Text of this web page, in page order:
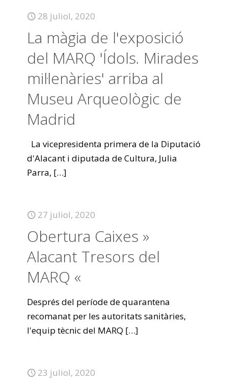
28 juliol, 2020
La màgia de l'exposició
del MARQ 'Ídols. Mirades
mil·lenàries' arriba al
Museu Arqueològic de
Madrid
La vicepresidenta primera de la Diputació
d'Alacant i diputada de Cultura, Julia
Parra, […]
27 juliol, 2020
Obertura Caixes »
Alacant Tresors del
MARQ «
Després del període de quarantena
recomanat per les autoritats sanitàries,
l'equip tècnic del MARQ […]
23 juliol, 2020